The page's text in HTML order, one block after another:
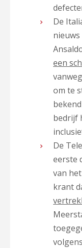
De
een
om te
bedrijf
De
eerste
van
krant